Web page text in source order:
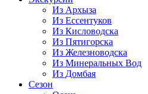
Из Архыза
Из Ессентуков
Из Кисловодска
Из Пятигорска
Из Железноводска
Из Минеральных Вод
Из Домбая
Сезон